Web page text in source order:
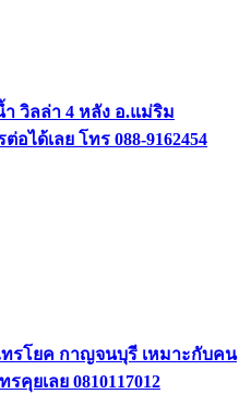
วิลล่า 4 หลัง อ.แม่ริม
ได้เลย โทร 088-9162454
รโยค กาญจนบุรี เหมาะกับคน
ยเลย 0810117012